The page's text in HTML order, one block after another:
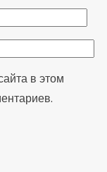
в этом